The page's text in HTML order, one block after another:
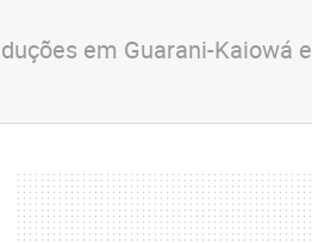
em Guarani-Kaiowá e